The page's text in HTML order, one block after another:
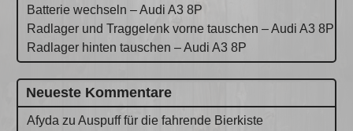
Batterie wechseln – Audi A3 8P
Radlager und Traggelenk vorne tauschen – Audi A3 8P
Radlager hinten tauschen – Audi A3 8P
Neueste Kommentare
Afyda zuAuspuff für die fahrende Bierkiste